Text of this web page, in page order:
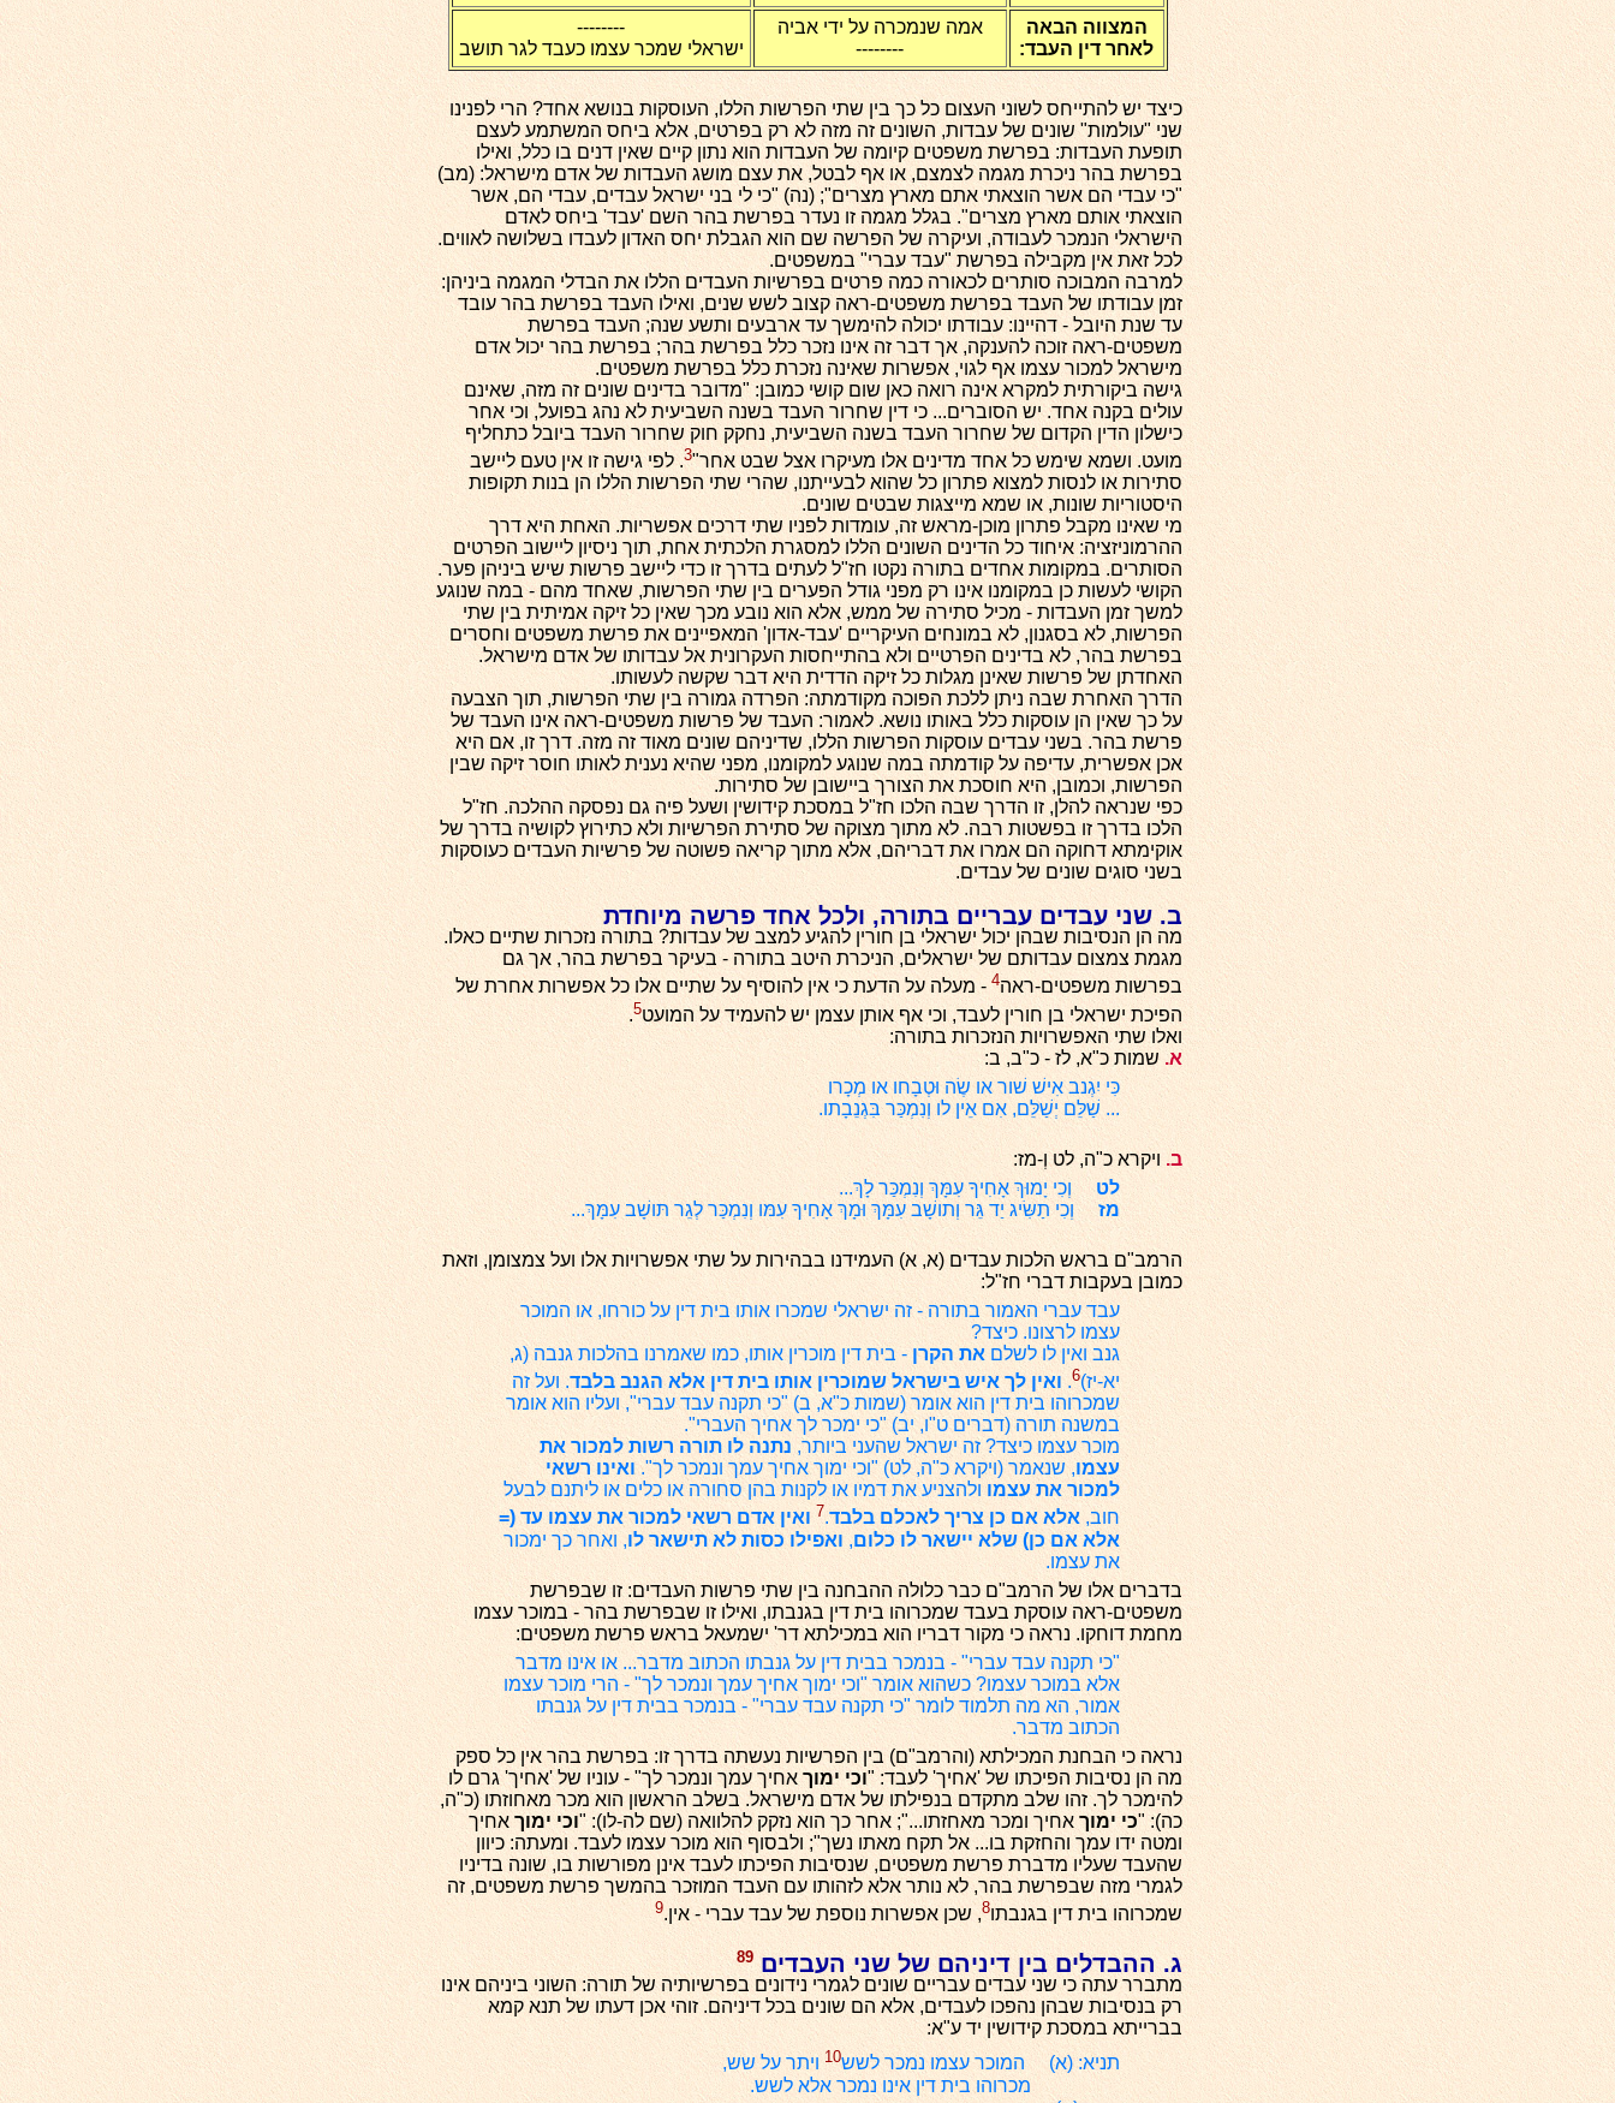
המצווה הבאה
לאחר דין העבד:
אמה שנמכרה על ידי אביה
--------
--------
ישראלי שמכר עצמו כעבד לגר תושב
כיצד יש להתייחס לשוני העצום כל כך בין שתי הפרשות הללו, העוסקות בנושא אחד? הרי לפנינו
שני "עולמות" שונים של עבדות, השונים זה מזה לא רק בפרטים, אלא ביחס המשתמע לעצם
תופעת העבדות: בפרשת משפטים קיומה של העבדות הוא נתון קיים שאין דנים בו כלל, ואילו
בפרשת בהר ניכרת מגמה לצמצם, או אף לבטל, את עצם מושג העבדות של אדם מישראל: (מב)
"כי עבדי הם אשר הוצאתי אתם מארץ מצרים"; (נה) "כי לי בני ישראל עבדים, עבדי הם, אשר
הוצאתי אותם מארץ מצרים". בגלל מגמה זו נעדר בפרשת בהר השם 'עבד' ביחס לאדם
הישראלי הנמכר לעבודה, ועיקרה של הפרשה שם הוא הגבלת יחס האדון לעבדו בשלושה לאווים.
לכל זאת אין מקבילה בפרשת "עבד עברי" במשפטים.
למרבה המבוכה סותרים לכאורה כמה פרטים בפרשיות העבדים הללו את הבדלי המגמה ביניהן:
זמן עבודתו של העבד בפרשת משפטים-ראה קצוב לשש שנים, ואילו העבד בפרשת בהר עובד
עד שנת היובל - דהיינו: עבודתו יכולה להימשך עד ארבעים ותשע שנה; העבד בפרשת
משפטים-ראה זוכה להענקה, אך דבר זה אינו נזכר כלל בפרשת בהר; בפרשת בהר יכול אדם
מישראל למכור עצמו אף לגוי, אפשרות שאינה נזכרת כלל בפרשת משפטים.
גישה ביקורתית למקרא אינה רואה כאן שום קושי כמובן: "מדובר בדינים שונים זה מזה, שאינם
עולים בקנה אחד. יש הסוברים... כי דין שחרור העבד בשנה השביעית לא נהג בפועל, וכי אחר
כישלון הדין הקדום של שחרור העבד בשנה השביעית, נחקק חוק שחרור העבד ביובל כתחליף
מועט. ושמא שימש כל אחד מדינים אלו מעיקרו אצל שבט אחר"3. לפי גישה זו אין טעם ליישב
סתירות או לנסות למצוא פתרון כל שהוא לבעייתנו, שהרי שתי הפרשות הללו הן בנות תקופות
היסטוריות שונות, או שמא מייצגות שבטים שונים.
מי שאינו מקבל פתרון מוכן-מראש זה, עומדות לפניו שתי דרכים אפשריות. האחת היא דרך
ההרמוניזציה: איחוד כל הדינים השונים הללו למסגרת הלכתית אחת, תוך ניסיון ליישוב הפרטים
הסותרים. במקומות אחדים בתורה נקטו חז"ל לעתים בדרך זו כדי ליישב פרשות שיש ביניהן פער.
הקושי לעשות כן במקומנו אינו רק מפני גודל הפערים בין שתי הפרשות, שאחד מהם - במה שנוגע
למשך זמן העבדות - מכיל סתירה של ממש, אלא הוא נובע מכך שאין כל זיקה אמיתית בין שתי
הפרשות, לא בסגנון, לא במונחים העיקריים 'עבד-אדון' המאפיינים את פרשת משפטים וחסרים
בפרשת בהר, לא בדינים הפרטיים ולא בהתייחסות העקרונית אל עבדותו של אדם מישראל.
האחדתן של פרשות שאינן מגלות כל זיקה הדדית היא דבר שקשה לעשותו.
הדרך האחרת שבה ניתן ללכת הפוכה מקודמתה: הפרדה גמורה בין שתי הפרשות, תוך הצבעה
על כך שאין הן עוסקות כלל באותו נושא. לאמור: העבד של פרשות משפטים-ראה אינו העבד של
פרשת בהר. בשני עבדים עוסקות הפרשות הללו, שדיניהם שונים מאוד זה מזה. דרך זו, אם היא
אכן אפשרית, עדיפה על קודמתה במה שנוגע למקומנו, מפני שהיא נענית לאותו חוסר זיקה שבין
הפרשות, וכמובן, היא חוסכת את הצורך ביישובן של סתירות.
כפי שנראה להלן, זו הדרך שבה הלכו חז"ל במסכת קידושין ושעל פיה גם נפסקה ההלכה. חז"ל
הלכו בדרך זו בפשטות רבה. לא מתוך מצוקה של סתירת הפרשיות ולא כתירוץ לקושיה בדרך של
אוקימתא דחוקה הם אמרו את דבריהם, אלא מתוך קריאה פשוטה של פרשיות העבדים כעוסקות
בשני סוגים שונים של עבדים.
ב. שני עבדים עבריים בתורה, ולכל אחד פרשה מיוחדת
מה הן הנסיבות שבהן יכול ישראלי בן חורין להגיע למצב של עבדות? בתורה נזכרות שתיים כאלו.
מגמת צמצום עבדותם של ישראלים, הניכרת היטב בתורה - בעיקר בפרשת בהר, אך גם
בפרשות משפטים-ראה4 - מעלה על הדעת כי אין להוסיף על שתיים אלו כל אפשרות אחרת של
הפיכת ישראלי בן חורין לעבד, וכי אף אותן עצמן יש להעמיד על המועט5
.
ואלו שתי האפשרויות הנזכרות בתורה:
א. שמות כ"א, לז - כ"ב, ב:
כִּי יִגְנב אִישׁ שׁור או שֶׂה וּטְבָחו או מְכָרו
... שַׁלֵּם יְשַׁלֵּם, אִם אֵין לו וְנִמְכַּר בִּגְנֵבָתו.
ב. ויקרא כ"ה, לט וְ-מז:
לט
וְכִי יָמוּךְ אָחִיךָ עִמָּךְ וְנִמְכַּר לָךְ...
מזוְכִי תַשִּׂיג יַד גֵּר וְתושָׁב עִמָּךְ וּמָךְ אָחִיךָ עִמּו וְנִמְכַּר לְגֵר תּושָׁב עִמָּךְ...
הרמב"ם בראש הלכות עבדים (א, א) העמידנו בבהירות על שתי אפשרויות אלו ועל צמצומן, וזאת
כמובן בעקבות דברי חז"ל:
עבד עברי האמור בתורה - זה ישראלי שמכרו אותו בית דין על כורחו, או המוכר
עצמו לרצונו. כיצד?
גנב ואין לו לשלםאת הקרן - בית דין מוכרין אותו, כמו שאמרנו בהלכות גנבה (ג,
יא-יז)6
. ואין לך איש בישראל שמוכרין אותו בית דין אלא הגנב בלבד. ועל זה
שמכרוהו בית דין הוא אומר (שמות כ"א, ב) "כי תקנה עבד עברי", ועליו הוא אומר
במשנה תורה (דברים ט"ו, יב) "כי ימכר לך אחיך העברי".
מוכר עצמו כיצד? זה ישראל שהעני ביותר, נתנה לו תורה רשות למכור את
עצמו, שנאמר (ויקרא כ"ה, לט) "וכי ימוך אחיך עמך ונמכר לך". ואינו רשאי
למכור את עצמוולהצניע את דמיו או לקנות בהן סחורה או כלים או ליתנם לבעל
חוב,אלא אם כן צריך לאכלם בלבד.
7 ואין אדם רשאי למכור את עצמו עד (=
אלא אם כן) שלא יישאר לו כלום, ואפילו כסות לא תישאר לו, ואחר כך ימכור
את עצמו.
בדברים אלו של הרמב"ם כבר כלולה ההבחנה בין שתי פרשות העבדים: זו שבפרשת
משפטים-ראה עוסקת בעבד שמכרוהו בית דין בגנבתו, ואילו זו שבפרשת בהר - במוכר עצמו
מחמת דוחקו. נראה כי מקור דבריו הוא במכילתא דר' ישמעאל בראש פרשת משפטים:
"כי תקנה עבד עברי" - בנמכר בבית דין על גנבתו הכתוב מדבר... או אינו מדבר
אלא במוכר עצמו? כשהוא אומר "וכי ימוך אחיך עמך ונמכר לך" - הרי מוכר עצמו
אמור, הא מה תלמוד לומר "כי תקנה עבד עברי" - בנמכר בבית דין על גנבתו
הכתוב מדבר.
נראה כי הבחנת המכילתא (והרמב"ם) בין הפרשיות נעשתה בדרך זו: בפרשת בהר אין כל ספק
מה הן נסיבות הפיכתו של 'אחיך' לעבד: "וכי ימוך אחיך עמך ונמכר לך" - עוניו של 'אחיך' גרם לו
להימכר לך. זהו שלב מתקדם בנפילתו של אדם מישראל. בשלב הראשון הוא מכר מאחוזתו (כ"ה,
כה): "כי ימוך אחיך ומכר מאחזתו..."; אחר כך הוא נזקק להלוואה (שם לה-לו): "וכי ימוך אחיך
ומטה ידו עמך והחזקת בו... אל תקח מאתו נשך"; ולבסוף הוא מוכר עצמו לעבד. ומעתה: כיוון
שהעבד שעליו מדברת פרשת משפטים, שנסיבות הפיכתו לעבד אינן מפורשות בו, שונה בדיניו
לגמרי מזה שבפרשת בהר, לא נותר אלא לזהותו עם העבד המוזכר בהמשך פרשת משפטים, זה
שמכרוהו בית דין בגנבתו8, שכן אפשרות נוספת של עבד עברי - אין.9
ג. ההבדלים בין דיניהם של שני העבדים 89
מתברר עתה כי שני עבדים עבריים שונים לגמרי נידונים בפרשיותיה של תורה: השוני ביניהם אינו
רק בנסיבות שבהן נהפכו לעבדים, אלא הם שונים בכל דיניהם. זוהי אכן דעתו של תנא קמא
בברייתא במסכת קידושין יד ע"א:
תניא: (א) המוכר עצמו נמכר לשש10 ויתר על שש,
מכרוהו בית דין אינו נמכר אלא לשש.